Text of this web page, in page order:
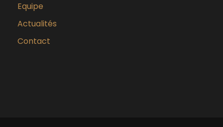
Equipe
Actualités
Contact